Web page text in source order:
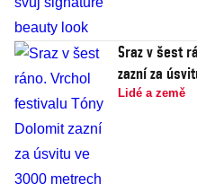
Sraz v šest
zazní za
Lidé a země